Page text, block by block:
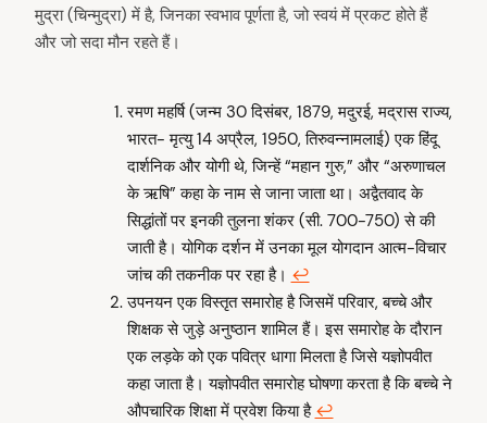
मुद्रा (चिन्मुद्रा) में है, जिनका स्वभाव पूर्णता है, जो स्वयं में प्रकट होते हैं
और जो सदा मौन रहते हैं।
रमण महर्षि (जन्म 30 दिसंबर, 1879, मदुरई, मद्रास राज्य,
भारत- मृत्यु 14 अप्रैल, 1950, तिरुवन्नामलाई) एक हिंदू
दार्शनिक और योगी थे, जिन्हें “महान गुरु,” और “अरुणाचल
के ऋषि” कहा के नाम से जाना जाता था। अद्वैतवाद के
सिद्धांतों पर इनकी तुलना शंकर (सी. 700-750) से की
जाती है। योगिक दर्शन में उनका मूल योगदान आत्म-विचार
जांच की तकनीक पर रहा है। ↩︎
उपनयन एक विस्तृत समारोह है जिसमें परिवार, बच्चे और
शिक्षक से जुड़े अनुष्ठान शामिल हैं। इस समारोह के दौरान
एक लड़के को एक पवित्र धागा मिलता है जिसे यज्ञोपवीत
कहा जाता है। यज्ञोपवीत समारोह घोषणा करता है कि बच्चे ने
औपचारिक शिक्षा में प्रवेश किया है ↩︎